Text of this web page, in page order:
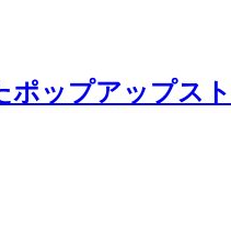
ポップアップス